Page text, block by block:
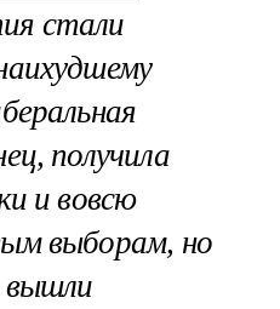
стали
получила
и вовсю
выборам, но
вышли